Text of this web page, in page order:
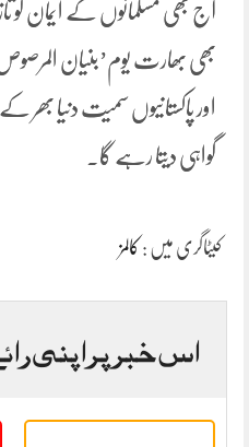
آج بھی مسلمانوں کے ایمان کو
بھی بھارت یوم’بنیان
اور پاکستانیوں سمیت دنیا بھر
گواہی دیتا رہے گا۔
کیٹاگری میں : کالمز
اس خبر پر اپنی